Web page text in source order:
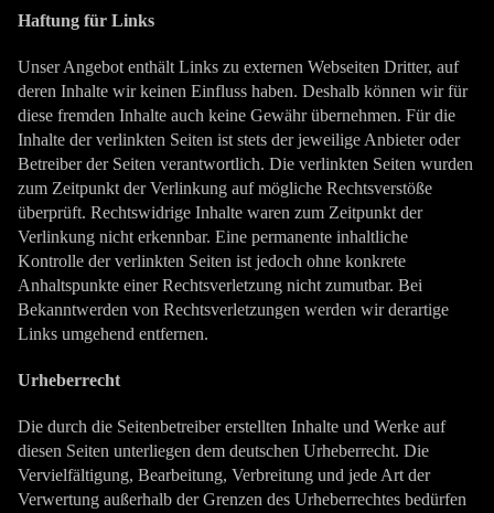
Haftung für Links
Unser Angebot enthält Links zu externen Webseiten Dritter, auf
deren Inhalte wir keinen Einfluss haben. Deshalb können wir für
diese fremden Inhalte auch keine Gewähr übernehmen. Für die
Inhalte der verlinkten Seiten ist stets der jeweilige Anbieter oder
Betreiber der Seiten verantwortlich. Die verlinkten Seiten wurden
zum Zeitpunkt der Verlinkung auf mögliche Rechtsverstöße
überprüft. Rechtswidrige Inhalte waren zum Zeitpunkt der
Verlinkung nicht erkennbar. Eine permanente inhaltliche
Kontrolle der verlinkten Seiten ist jedoch ohne konkrete
Anhaltspunkte einer Rechtsverletzung nicht zumutbar. Bei
Bekanntwerden von Rechtsverletzungen werden wir derartige
Links umgehend entfernen.
Urheberrecht
Die durch die Seitenbetreiber erstellten Inhalte und Werke auf
diesen Seiten unterliegen dem deutschen Urheberrecht. Die
Vervielfältigung, Bearbeitung, Verbreitung und jede Art der
Verwertung außerhalb der Grenzen des Urheberrechtes bedürfen